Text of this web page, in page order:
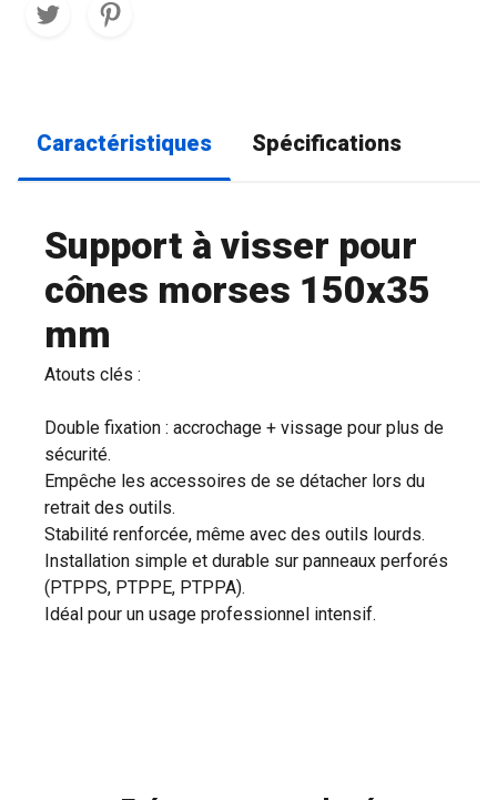
Caractéristiques Spécifications
Support à visser pour
cônes morses 150x35
mm
Atouts clés :
Double fixation : accrochage + vissage pour plus de
sécurité.
Empêche les accessoires de se détacher lors du
retrait des outils.
Stabilité renforcée, même avec des outils lourds.
Installation simple et durable sur panneaux perforés
(PTPPS, PTPPE, PTPPA).
Idéal pour un usage professionnel intensif.